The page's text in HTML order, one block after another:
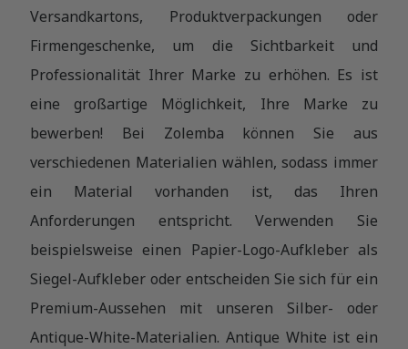
Versandkartons, Produktverpackungen oder
Firmengeschenke, um die Sichtbarkeit und
Professionalität Ihrer Marke zu erhöhen. Es ist
eine großartige Möglichkeit, Ihre Marke zu
bewerben! Bei Zolemba können Sie aus
verschiedenen Materialien wählen, sodass immer
ein Material vorhanden ist, das Ihren
Anforderungen entspricht. Verwenden Sie
beispielsweise einen Papier-Logo-Aufkleber als
Siegel-Aufkleber oder entscheiden Sie sich für ein
Premium-Aussehen mit unseren Silber- oder
Antique-White-Materialien. Antique White ist ein